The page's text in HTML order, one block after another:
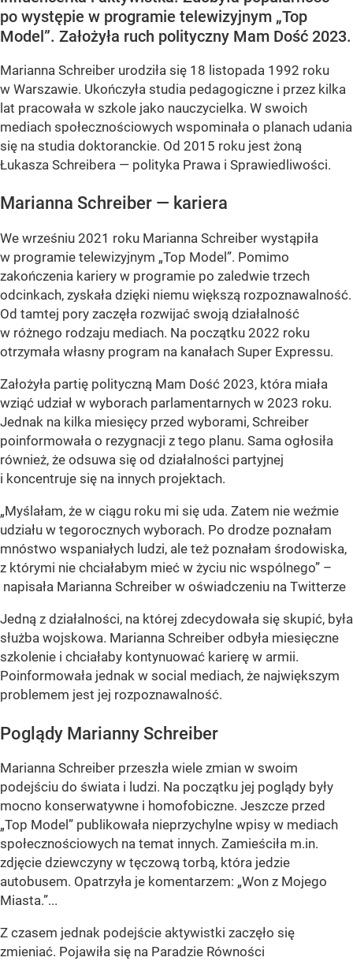
po występie w programie telewizyjnym „Top
Model”. Założyła ruch polityczny Mam Dość 2023.
Marianna Schreiber urodziła się 18 listopada 1992 roku
w Warszawie. Ukończyła studia pedagogiczne i przez kilka
lat pracowała w szkole jako nauczycielka. W swoich
mediach społecznościowych wspominała o planach udania
się na studia doktoranckie. Od 2015 roku jest żoną
Łukasza Schreibera — polityka Prawa i Sprawiedliwości.
Marianna Schreiber — kariera
We wrześniu 2021 roku Marianna Schreiber wystąpiła
w programie telewizyjnym „Top Model”. Pomimo
zakończenia kariery w programie po zaledwie trzech
odcinkach, zyskała dzięki niemu większą rozpoznawalność.
Od tamtej pory zaczęła rozwijać swoją działalność
w różnego rodzaju mediach. Na początku 2022 roku
otrzymała własny program na kanałach Super Expressu.
Założyła partię polityczną Mam Dość 2023, która miała
wziąć udział w wyborach parlamentarnych w 2023 roku.
Jednak na kilka miesięcy przed wyborami, Schreiber
poinformowała o rezygnacji z tego planu. Sama ogłosiła
również, że odsuwa się od działalności partyjnej
i koncentruje się na innych projektach.
„Myślałam, że w ciągu roku mi się uda. Zatem nie weźmie
udziału w tegorocznych wyborach. Po drodze poznałam
mnóstwo wspaniałych ludzi, ale też poznałam środowiska,
z którymi nie chciałabym mieć w życiu nic wspólnego” –
napisała Marianna Schreiber w oświadczeniu na Twitterze
Jedną z działalności, na której zdecydowała się skupić, była
służba wojskowa. Marianna Schreiber odbyła miesięczne
szkolenie i chciałaby kontynuować karierę w armii.
Poinformowała jednak w social mediach, że największym
problemem jest jej rozpoznawalność.
Poglądy Marianny Schreiber
Marianna Schreiber przeszła wiele zmian w swoim
podejściu do świata i ludzi. Na początku jej poglądy były
mocno konserwatywne i homofobiczne. Jeszcze przed
„Top Model” publikowała nieprzychylne wpisy w mediach
społecznościowych na temat innych. Zamieściła m.in.
zdjęcie dziewczyny w tęczową torbą, która jedzie
autobusem. Opatrzyła je komentarzem: „Won z Mojego
Miasta.”...
Z czasem jednak podejście aktywistki zaczęło się
zmieniać. Pojawiła się na Paradzie Równości